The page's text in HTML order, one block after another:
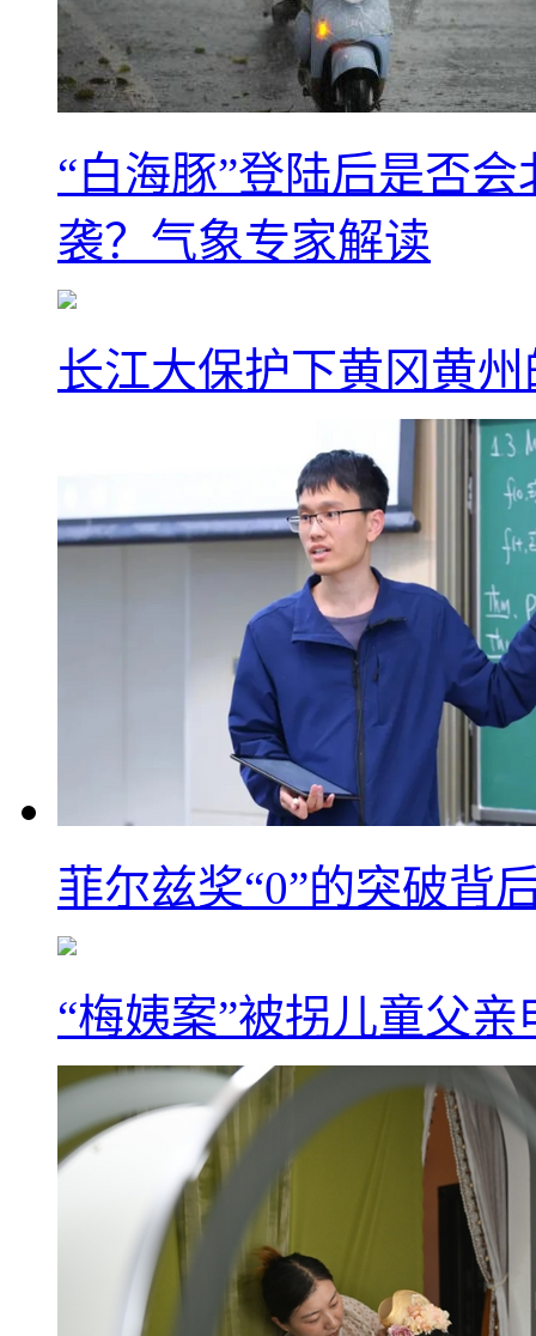
“白海豚”登陆后是否
袭？气象专家解读
长江大保护下黄冈黄
菲尔兹奖“0”的突破背
“梅姨案”被拐儿童父